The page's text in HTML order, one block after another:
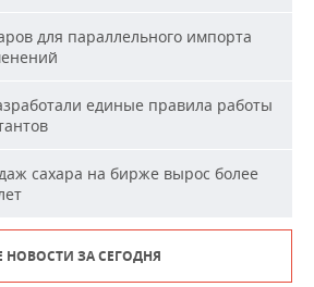
для параллельного импорта
единые правила работы
сахара на бирже вырос более
НОВОСТИ ЗА СЕГОДНЯ